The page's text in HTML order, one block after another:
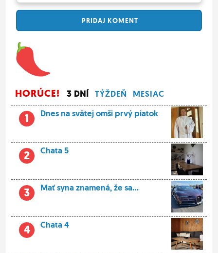
PRIDAJ KOMENT
HORÚCE! 3 DNÍ TÝŽDEŇ MESIAC
1 Dnes na svätej omši prvý piatok
2 Chata 5
3 Mať syna znamená, že sa...
4 Chata 4